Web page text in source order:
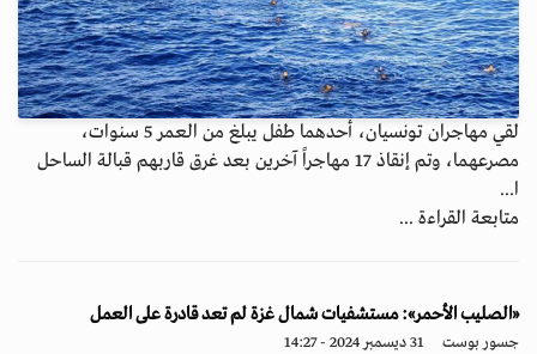
لقي مهاجران تونسيان، أحدهما طفل يبلغ من العمر 5 سنوات،
مصرعهما، وتم إنقاذ 17 مهاجراً آخرين بعد غرق قاربهم قبالة الساحل
ا...
متابعة القراءة ...
«الصليب الأحمر»: مستشفيات شمال غزة لم تعد قادرة على العمل
جسور بوست 31 ديسمبر 2024 - 14:27